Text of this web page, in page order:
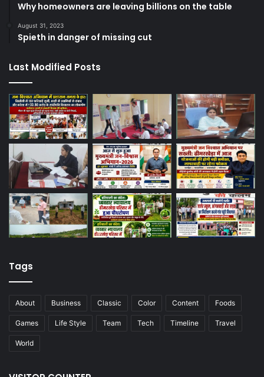
Why homeowners are leaving billions on the table
August 31, 2023
Spieth in danger of missing cut
Last Modified Posts
Tags
About Business Classic Color Content Foods
Games Life Style Team Tech Timeline Travel
World